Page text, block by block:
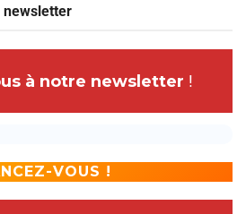
newsletter
à notre newsletter !